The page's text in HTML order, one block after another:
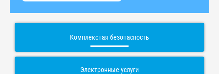
Комплексная безопасность
Электронные услуги